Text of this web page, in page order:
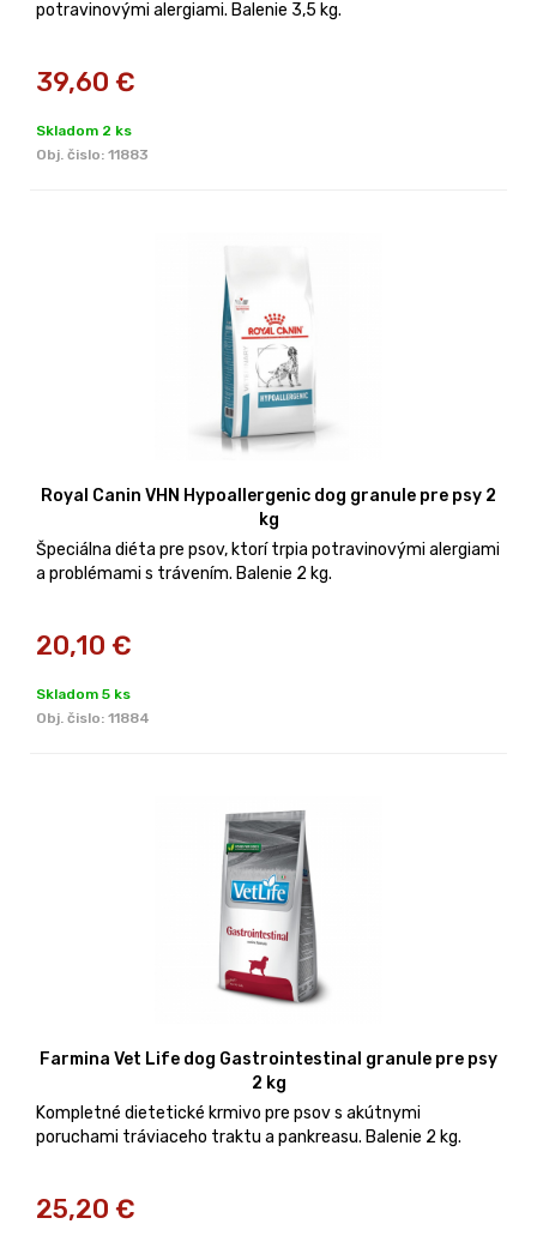
potravinovými alergiami. Balenie 3,5 kg.
39,60 €
Skladom 2 ks
Obj. čislo: 11883
Royal Canin VHN Hypoallergenic dog granule pre psy 2
kg
Špeciálna diéta pre psov, ktorí trpia potravinovými alergiami
a problémami s trávením. Balenie 2 kg.
20,10 €
Skladom 5 ks
Obj. čislo: 11884
Farmina Vet Life dog Gastrointestinal granule pre psy
2 kg
Kompletné dietetické krmivo pre psov s akútnymi
poruchami tráviaceho traktu a pankreasu. Balenie 2 kg.
25,20 €